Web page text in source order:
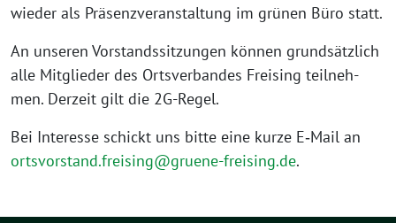
wie­der als Prä­senz­ver­an­stal­tung im grü­nen Büro statt.
An unse­ren Vor­stands­sit­zun­gen kön­nen grund­sätz­lich
alle Mit­glie­der des Orts­ver­ban­des Frei­sing teil­neh­
men. Der­zeit gilt die 2G-Regel.
Bei Inter­es­se schickt uns bit­te eine kur­ze E‑Mail an
ortsvorstand.freising@gruene-freising.de.